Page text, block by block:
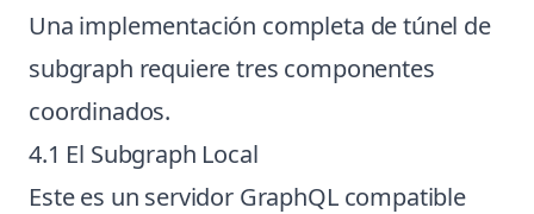
Una implementación completa de túnel de
subgraph requiere tres componentes
coordinados.
4.1 El Subgraph Local
Este es un servidor GraphQL compatible